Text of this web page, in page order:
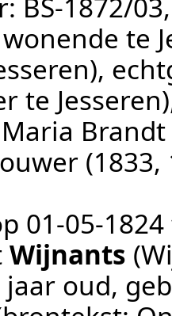
BS-1872/03
te
te
Brandt
(1833,
01‑05‑1824
Wijnants
jaar oud,